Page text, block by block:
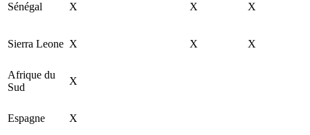
Sénégal X X X
Sierra Leone X X X
Afrique du
Sud
X
Espagne X